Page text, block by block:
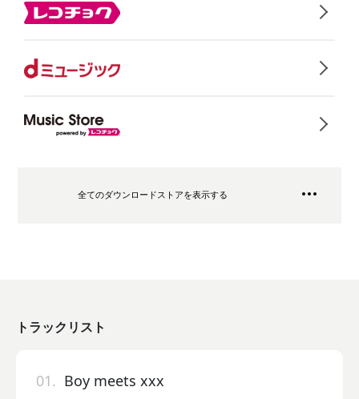
全てのダウンロードストアを表示する
トラックリスト
01. Boy meets xxx